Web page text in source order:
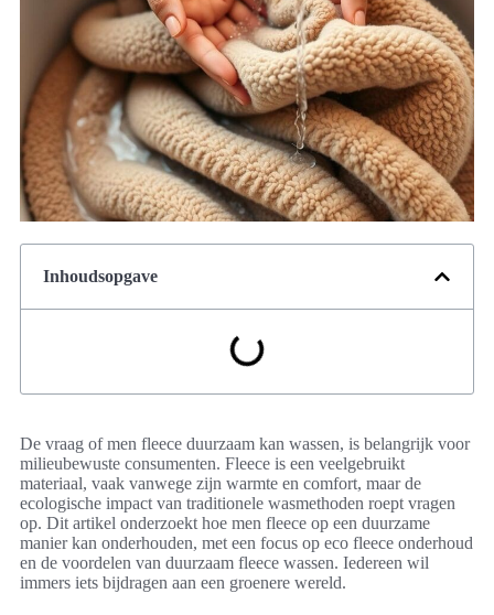
Inhoudsopgave
De vraag of men fleece duurzaam kan wassen, is belangrijk voor
milieubewuste consumenten. Fleece is een veelgebruikt
materiaal, vaak vanwege zijn warmte en comfort, maar de
ecologische impact van traditionele wasmethoden roept vragen
op. Dit artikel onderzoekt hoe men fleece op een duurzame
manier kan onderhouden, met een focus op eco fleece onderhoud
en de voordelen van duurzaam fleece wassen. Iedereen wil
immers iets bijdragen aan een groenere wereld.